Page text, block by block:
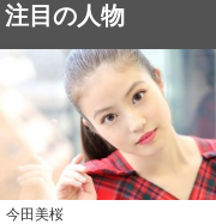
注目の人物
今田美桜